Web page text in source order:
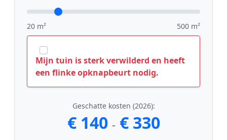
20 m² 500 m²
Mijn tuin is sterk verwilderd en heeft
een flinke opknapbeurt nodig.
Geschatte kosten (2026):
€ 140 - € 330